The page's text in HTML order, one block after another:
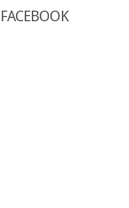
FACEBOOK